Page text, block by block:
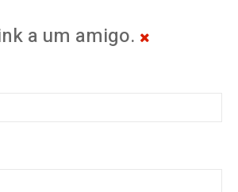
a um amigo.